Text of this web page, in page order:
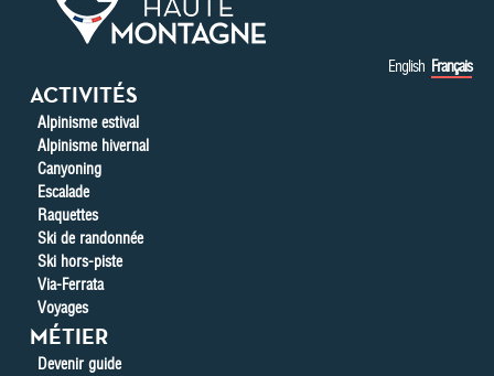
English Français
ACTIVITÉS
Alpinisme estival
Alpinisme hivernal
Canyoning
Escalade
Raquettes
Ski de randonnée
Ski hors-piste
Via-Ferrata
Voyages
MÉTIER
Devenir guide